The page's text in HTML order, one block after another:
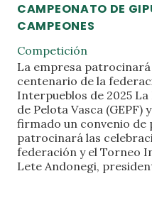
CAMPEONATO DE
CAMPEONES
Competición
La empresa
centenario de la
Interpueblos de 2025
de Pelota Vasca
firmado un convenio
patrocinará las
federación y el Torneo
Lete Andonegi,